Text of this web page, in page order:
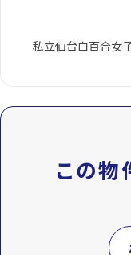
私立仙台白百合女
この物